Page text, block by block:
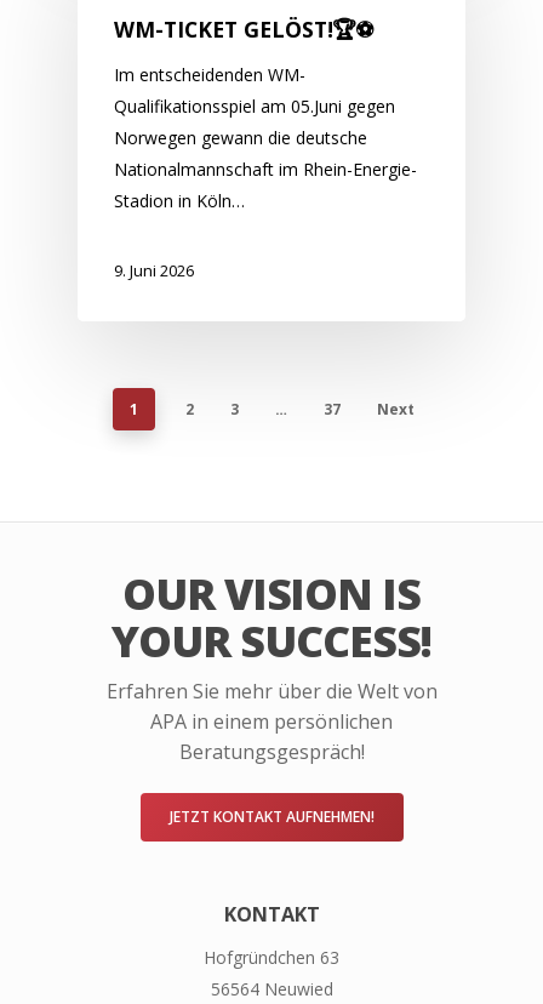
WM-TICKET GELÖST!🏆⚽
Im entscheidenden WM-
Qualifikationsspiel am 05.Juni gegen
Norwegen gewann die deutsche
Nationalmannschaft im Rhein-Energie-
Stadion in Köln…
9. Juni 2026
1 2 3 … 37 Next
OUR VISION IS
YOUR SUCCESS!
Erfahren Sie mehr über die Welt von
APA in einem persönlichen
Beratungsgespräch!
JETZT KONTAKT AUFNEHMEN!
KONTAKT
Hofgründchen 63
56564 Neuwied